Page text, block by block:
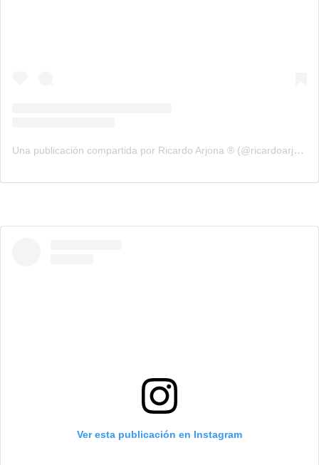
Una publicación compartida por Ricardo Arjona ® (@ricardoarjona)
Ver esta publicación en Instagram